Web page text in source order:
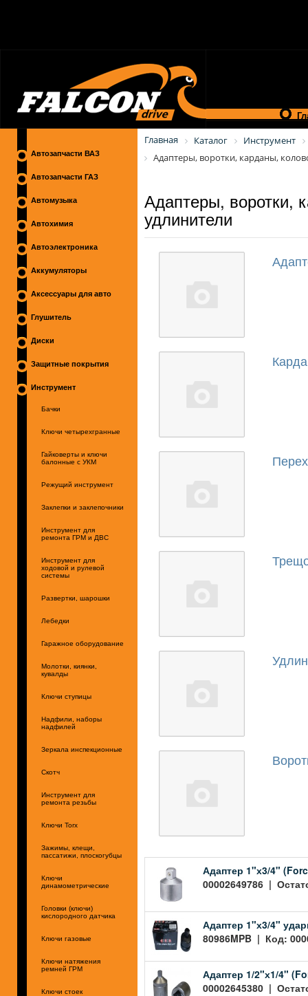
Автозапчасти ВАЗ
Автозапчасти ГАЗ
Автомузыка
Автохимия
Автоэлектроника
Аккумуляторы
Аксессуары для авто
Глушитель
Диски
Защитные покрытия
Инструмент
Бачки
Ключи четырехгранные
Гайковерты и ключи
балонные с УКМ
Режущий инструмент
Заклепки и заклепочники
Инструмент для
ремонта ГРМ и ДВС
Инструмент для
ходовой и рулевой
системы
Развертки, шарошки
Лебедки
Гаражное оборудование
Молотки, киянки,
кувалды
Ключи ступицы
Надфили, наборы
надфилей
Зеркала инспекционные
Скотч
Инструмент для
ремонта резьбы
Ключи Torx
Зажимы, клещи,
пассатижи, плоскогубцы
Ключи
динамометрические
Головки (ключи)
кислородного датчика
Ключи газовые
Ключи натяжения
ремней ГРМ
Ключи стоек
Главная Каталог
Инструмент
Адаптеры, воротки, карданы,
Адаптеры, воротки,
удлинители
Адаптер 1"х3/4"
00002649786 |
Адаптер 1"х3/4"
80986MPB | Код:
Адаптер 1/2"х1/4"
00002645380 |